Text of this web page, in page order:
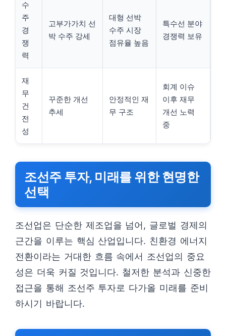
수
주
경
쟁
력
고부가가치 선
박 수주 강세
대형 선박
수주 시장
점유율 높음
특수선 분야
경쟁력 보유
재
무
건
전
성
꾸준한 개선
추세
안정적인 재
무 구조
회계 이슈
이후 재무
개선 노력
중
조선주 투자, 미래를 위한 현명한
선택
조선업은 단순한 제조업을 넘어, 글로벌 경제의
근간을 이루는 핵심 산업입니다. 친환경 에너지
전환이라는 거대한 흐름 속에서 조선업의 중요
성은 더욱 커질 것입니다. 철저한 분석과 신중한
접근을 통해 조선주 투자로 다가올 미래를 준비
하시기 바랍니다.